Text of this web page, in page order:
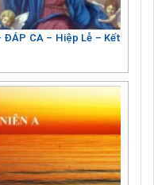
ĐÁP CA – Hiệp Lễ – Kết